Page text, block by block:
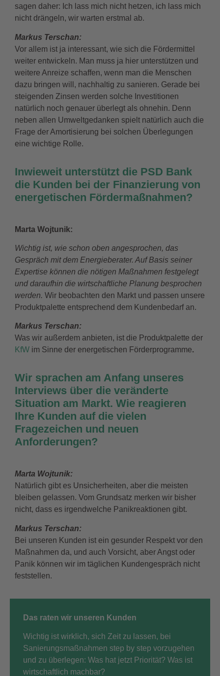
sagen daher: Ich lass mich nicht hetzen, ich lass mich
nicht drängeln, wir warten erstmal ab.
Markus Terschan:
Vor allem ist ja interessant, wie sich die Fördermittel
weiter entwickeln. Man muss ja hier unterstützen und
weitere Anreize schaffen, wenn man die Menschen
dazu bringen will, nachhaltig zu sanieren. Gerade bei
steigenden Zinsen werden solche Investitionen
natürlich noch genauer überlegt als ohnehin. Denn
neben allen Umweltgedanken spielt natürlich auch die
Frage der Amortisierung bei solchen Überlegungen
eine wichtige Rolle.
Inwieweit unterstützt die PSD Bank
die Kunden bei der Finanzierung von
energetischen Fördermaßnahmen?
Marta Wojtunik:
Wichtig ist, wie schon oben angesprochen, das
Gespräch mit dem Energieberater. Auf Basis seiner
Expertise können die nötigen Maßnahmen festgelegt
und daraufhin die wirtschaftliche Planung besprochen
werden. Wir beobachten den Markt und passen unsere
Produktpalette entsprechend dem Kundenbedarf an.
Markus Terschan:
Was wir außerdem anbieten, ist die Produktpalette der
KfW im Sinne der energetischen Förderprogramme.
Wir sprachen am Anfang unseres
Interviews über die veränderte
Situation am Markt. Wie reagieren
Ihre Kunden auf die vielen
Fragezeichen und neuen
Anforderungen?
Marta Wojtunik:
Natürlich gibt es Unsicherheiten, aber die meisten
bleiben gelassen. Vom Grundsatz merken wir bisher
nicht, dass es irgendwelche Panikreaktionen gibt.
Markus Terschan:
Bei unseren Kunden ist ein gesunder Respekt vor den
Maßnahmen da, und auch Vorsicht, aber Angst oder
Panik können wir im täglichen Kundengespräch nicht
feststellen.
Das raten wir unseren Kunden
Wichtig ist wirklich, sich Zeit zu lassen, bei
Sanierungsmaßnahmen step by step vorzugehen
und zu überlegen: Was hat jetzt Priorität? Was ist
wirtschaftlich machbar?